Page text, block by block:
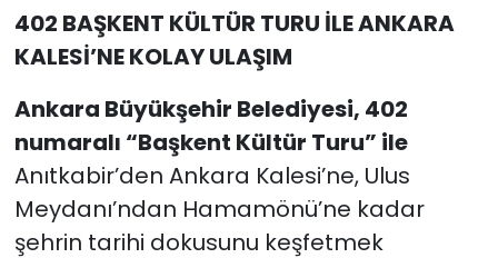
402 BAŞKENT KÜLTÜR TURU İLE ANKARA
KALESİ’NE KOLAY ULAŞIM
Ankara Büyükşehir Belediyesi, 402
numaralı “Başkent Kültür Turu” ile
Anıtkabir’den Ankara Kalesi’ne, Ulus
Meydanı’ndan Hamamönü’ne kadar
şehrin tarihi dokusunu keşfetmek